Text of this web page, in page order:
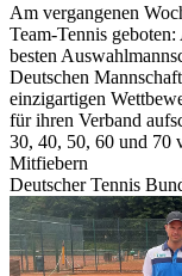
Am vergangenen
Team-Tennis
besten
Deutschen
einzigartigen
für ihren Verband
30, 40, 50, 60 und 70
Mitfiebern
Deutscher Tennis